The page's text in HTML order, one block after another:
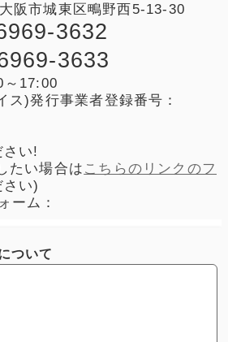
阪市城東区鴫野西5-13-30
3632
3633
～17:00
ス)発行事業者登録番号：
さい!
たい場合は こちらのリンクのフ
さい)
ーム：